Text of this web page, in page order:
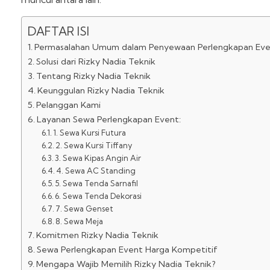
DAFTAR ISI
Permasalahan Umum dalam Penyewaan Perlengkapan
Solusi dari Rizky Nadia Teknik
Tentang Rizky Nadia Teknik
Keunggulan Rizky Nadia Teknik
Pelanggan Kami
Layanan Sewa Perlengkapan Event:
1. Sewa Kursi Futura
2. Sewa Kursi Tiffany
3. Sewa Kipas Angin Air
4. Sewa AC Standing
5. Sewa Tenda Sarnafil
6. Sewa Tenda Dekorasi
7. Sewa Genset
8. Sewa Meja
Komitmen Rizky Nadia Teknik
Sewa Perlengkapan Event Harga Kompetitif
Mengapa Wajib Memilih Rizky Nadia Teknik?